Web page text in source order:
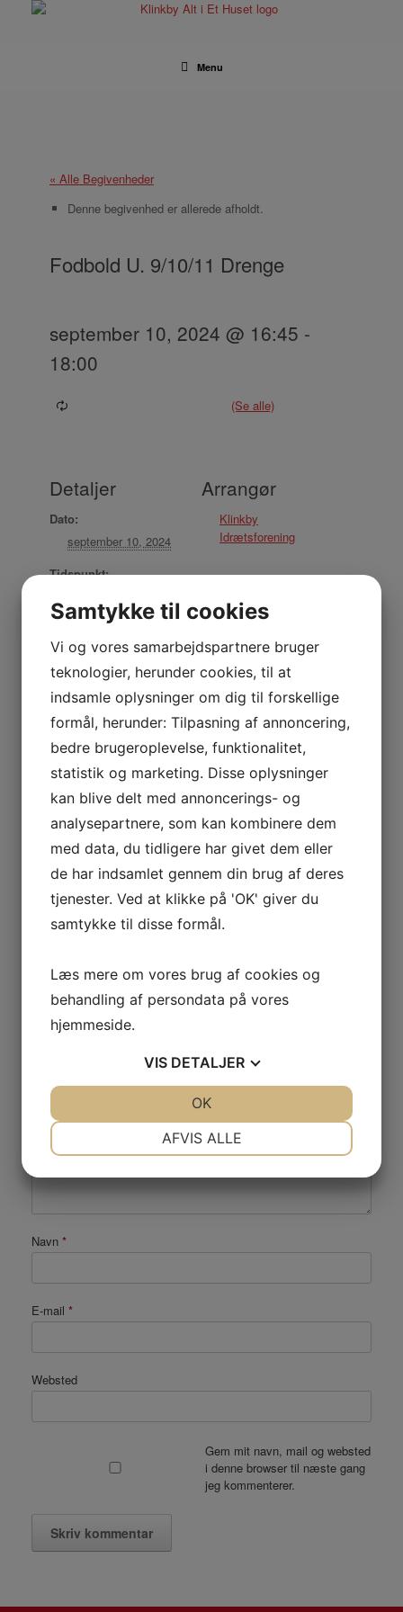
Menu
« Alle Begivenheder
Denne begivenhed er allerede afholdt.
Fodbold U. 9/10/11 Drenge
september 10, 2024 @ 16:45 -
18:00
Detaljer
Dato:
september 10, 2024
Tidspunkt:
Sted
Stadion
Nejrupvej 2, 7620 Lemvig
Lemvig, 7620 Danmark + Google Maps
Telefon:
29638527
Arrangør
Klinkby
Idrætsforening
Bowls Hold med bold
Skriv et svar
Navn *
E-mail *
Websted
Gem mit navn, mail og websted
i denne browser til næste gang
jeg kommenterer.
Samtykke til cookies
Vi og vores samarbejdspartnere bruger
teknologier, herunder cookies, til at
indsamle oplysninger om dig til forskellige
formål, herunder: Tilpasning af annoncering,
bedre brugeroplevelse, funktionalitet,
statistik og marketing. Disse oplysninger
kan blive delt med annoncerings- og
analysepartnere, som kan kombinere dem
med data, du tidligere har givet dem eller
de har indsamlet gennem din brug af deres
tjenester. Ved at klikke på 'OK' giver du
samtykke til disse formål.
Læs mere om vores brug af cookies og
behandling af persondata på vores
hjemmeside.
VIS DETALJER
AFVIS ALLE
OK